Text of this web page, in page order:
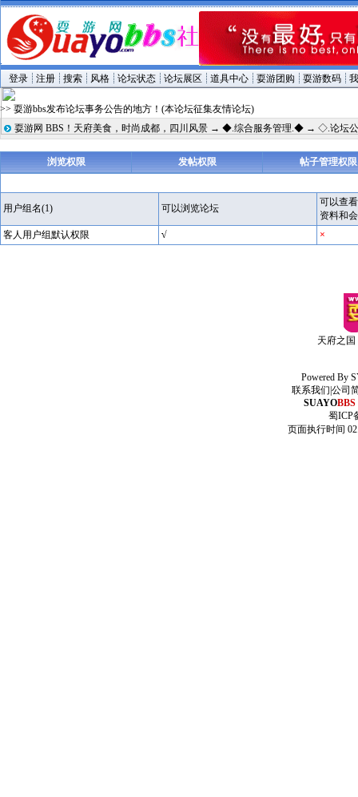
登录 注册 搜索 风格 论坛状态 论坛展区 道具中心 耍游团购 耍游数码
>> 耍游bbs发布论坛事务公告的地方！(本论坛征集友情论坛)
耍游网 BBS！天府美食，时尚成都，四川风景 → ◆.综合服务管理.◆ → ◇.论坛
浏览权限 发帖权限 帖子管理权限
用户组名(1) 可以浏览论坛
可以查
资料和
客人用户组默认权限
√ ×
天府之
Powered By
联系我们 公司
SUAYOBBS
蜀ICP
页面执行时间